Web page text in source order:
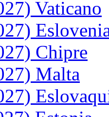
Vaticano
Chipre
Malta